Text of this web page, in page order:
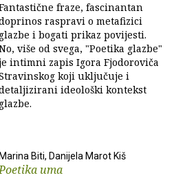
fraze, fascinantan
raspravi o metafizici
glazbe i bogati prikaz povijesti.
više od svega, "Poetika glazbe"
intimni zapis Igora Fjodoroviča
koji uključuje i
ideološki kontekst
glazbe.
Marina Biti, Danijela Marot Kiš
uma